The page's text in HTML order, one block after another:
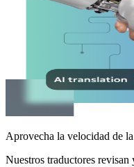
Aprovecha la velocidad de
Nuestros traductores